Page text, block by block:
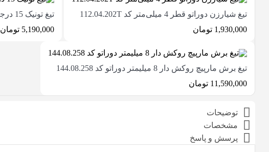
تیغ شیارزن دوراتو قطر 4 میلی‌متر کد 112.04.202T
1,930,000 تومان
تیغ تونیک 15 درجه آردن مدل A1861018
5,190,000 تومان
تیغ برش مارپیچ روکش دار 8 میلیمتر دوراتو کد 144.08.258
11,590,000 تومان
توضیحات
مشخصات
پرسش و پاسخ